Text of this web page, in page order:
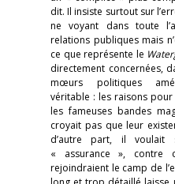
dit. Il insiste surtout sur
ne voyant dans toute
relations publiques mais
ce que représente le
directement concernées,
mœurs politiques
véritable : les raisons
les fameuses bandes
croyait pas que leur
d’autre part, il voulait
« assurance », contre
rejoindraient le camp de